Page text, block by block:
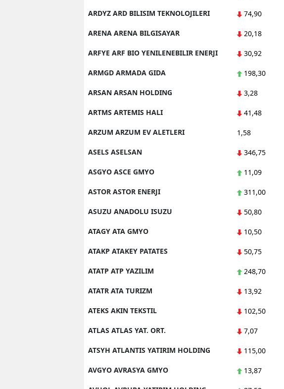
ARDYZ ARD BILISIM TEKNOLOJILERI 74,90
ARENA ARENA BILGISAYAR 20,18
ARFYE ARF BIO YENILENEBILIR ENERJI 30,92
ARMGD ARMADA GIDA 198,30
ARSAN ARSAN HOLDING 3,28
ARTMS ARTEMIS HALI 41,48
ARZUM ARZUM EV ALETLERI 1,58
ASELS ASELSAN 346,75
ASGYO ASCE GMYO 11,09
ASTOR ASTOR ENERJI 311,00
ASUZU ANADOLU ISUZU 50,80
ATAGY ATA GMYO 10,50
ATAKP ATAKEY PATATES 50,75
ATATP ATP YAZILIM 248,70
ATATR ATA TURIZM 13,92
ATEKS AKIN TEKSTIL 102,50
ATLAS ATLAS YAT. ORT. 7,07
ATSYH ATLANTIS YATIRIM HOLDING 115,00
AVGYO AVRASYA GMYO 13,87